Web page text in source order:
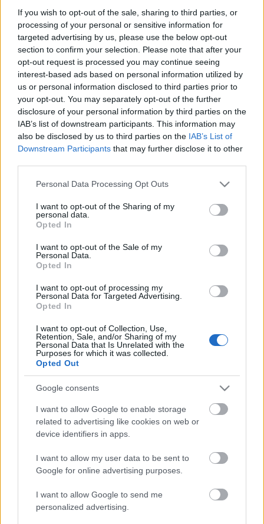
If you wish to opt-out of the sale, sharing to third parties, or
processing of your personal or sensitive information for
targeted advertising by us, please use the below opt-out
section to confirm your selection. Please note that after your
opt-out request is processed you may continue seeing
interest-based ads based on personal information utilized by
us or personal information disclosed to third parties prior to
your opt-out. You may separately opt-out of the further
disclosure of your personal information by third parties on the
IAB’s list of downstream participants. This information may
also be disclosed by us to third parties on the IAB’s List of
Downstream Participants that may further disclose it to other
Please note that this website/app uses one or more Google
not limited to your visit or usage behaviour. You may click to
grant or deny consent to Google and its third-party tags to
use your data for below specified purposes in below Google
consent section.
Personal Data Processing Opt Outs
I want to opt-out of the Sharing of my
personal data.
Opted In
I want to opt-out of the Sale of my
Personal Data.
Opted In
I want to opt-out of processing my
Personal Data for Targeted Advertising.
Opted In
I want to opt-out of Collection, Use,
Retention, Sale, and/or Sharing of my
Personal Data that Is Unrelated with the
Purposes for which it was collected.
Opted Out
Google consents
I want to allow Google to enable storage
related to advertising like cookies on web or
device identifiers in apps.
I want to allow my user data to be sent to
Google for online advertising purposes.
I want to allow Google to send me
personalized advertising.
LEGFRISSEBB
Országos hírek
Megérkezett az eső a Duna vízgyűjtőjére
Aktuális
Paks II.: Mit jelent az 5. blokk új
árnyékában?
másodfokúra csökken a riasztás
HIRDETÉS
Paks II.: Mit jelent az 5. blokk új
mérföldköve a felülvizsgálat
árnyékában?